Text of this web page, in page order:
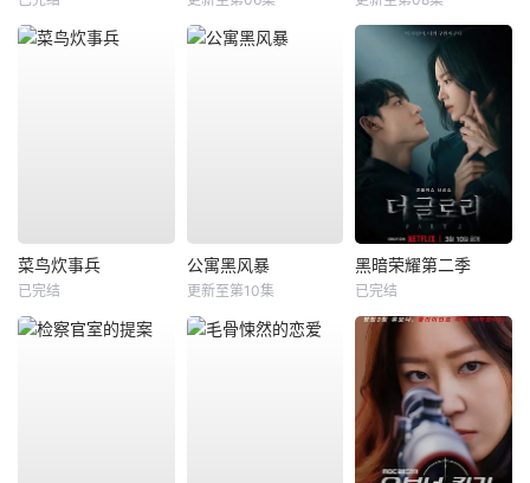
菜鸟炊事兵
已完结
公寓黑风暴
更新至第10集
黑暗荣耀第二季
已完结